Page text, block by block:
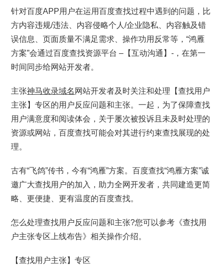
针对百度APP用户在运用百度查找过程中遇到的问题，比
方内容违规/违法、内容侵略个人/企业隐私、内容触及错
误信息、页面质量不满足需求、操作功用反常等，“鸿雁
方案”会通过百度查找资源平台 –【互动沟通】-，在第一
时间同步给网站开发者。
主张神马收录域名 网站开发者及时关注和处理【查找用户
主张】专区的用户反应问题和主张。一起，为了保障查找
用户满意度和阅读体会，关于屡次被投诉且未及时处理的
资源或网站，百度查找可能会对其进行约束查找展现的处
理。
古有“飞鸽”传书，今有“鸿雁”方案。百度查找“鸿雁方案”诚
邀广大查找用户的加入，助力全网开发者，共同建造更简
略、更便捷、更有温度的百度查找。
怎么处理查找用户反应问题和主张?您可以参考《查找用
户主张专区上线布告》相关操作介绍。
【查找用户主张】专区